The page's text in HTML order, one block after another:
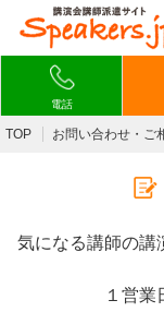
電話
TOP お問い合わせ・ご
気になる講師の講
１営業